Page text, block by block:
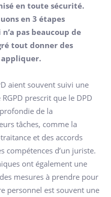
en toute sécurité.
en 3 étapes
pas beaucoup de
tout donner des
appliquer.
aient souvent suivi une
prescrit que le DPD
de la
tâches, comme la
et des accords
compétences d’un juriste.
ont également une
mesures à prendre pour
personnel est souvent une